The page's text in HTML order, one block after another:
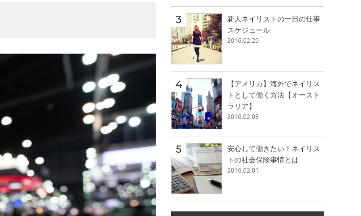
新人ネイリストの一日の仕事
スケジュール
2016.02.29
【アメリカ】海外でネイリス
トとして働く方法【オースト
ラリア】
2016.02.08
安心して働きたい！ネイリス
トの社会保険事情とは
2016.02.01